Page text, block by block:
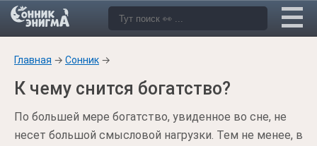
Главная → Сонник →
К чему снится богатство?
По большей мере богатство, увиденное во сне, не
несет большой смысловой нагрузки. Тем не менее, в